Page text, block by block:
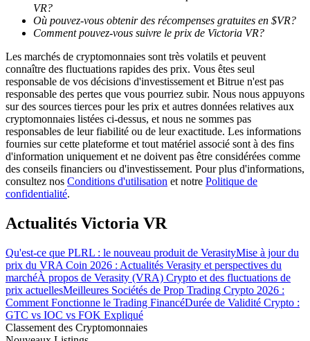
Guide
Guide de démarrage des contrats à terme
Stratégies de trading
Apprenez à rester rentable
VR?
Où pouvez-vous obtenir des récompenses gratuites en $VR?
Comment pouvez-vous suivre le prix de Victoria VR?
Les marchés de cryptomonnaies sont très volatils et peuvent
connaître des fluctuations rapides des prix. Vous êtes seul
responsable de vos décisions d'investissement et Bitrue n'est pas
responsable des pertes que vous pourriez subir. Nous nous appuyons
sur des sources tierces pour les prix et autres données relatives aux
cryptomonnaies listées ci-dessus, et nous ne sommes pas
responsables de leur fiabilité ou de leur exactitude. Les informations
fournies sur cette plateforme et tout matériel associé sont à des fins
d'information uniquement et ne doivent pas être considérées comme
des conseils financiers ou d'investissement. Pour plus d'informations,
consultez nos Conditions d'utilisation et notre Politique de
confidentialité.
Actualités Victoria VR
Qu'est-ce que PLRL : le nouveau produit de VerasityMise à jour du
prix du VRA Coin 2026 : Actualités Verasity et perspectives du
marchéÀ propos de Verasity (VRA) Crypto et des fluctuations de
prix actuellesMeilleures Sociétés de Prop Trading Crypto 2026 :
Comment Fonctionne le Trading FinancéDurée de Validité Crypto :
GTC vs IOC vs FOK Expliqué
Classement des Cryptomonnaies